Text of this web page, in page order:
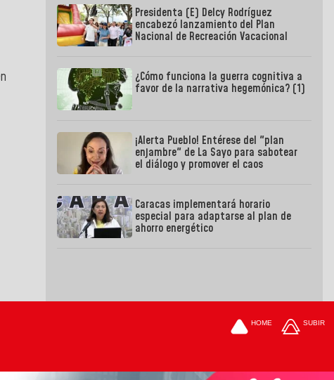
Presidenta (E) Delcy Rodríguez
encabezó lanzamiento del Plan
Nacional de Recreación Vacacional
¿Cómo funciona la guerra cognitiva a
favor de la narrativa hegemónica? (1)
¡Alerta Pueblo! Entérese del "plan
enjambre" de La Sayo para sabotear
el diálogo y promover el caos
Caracas implementará horario
especial para adaptarse al plan de
ahorro energético
HOME SUBIR